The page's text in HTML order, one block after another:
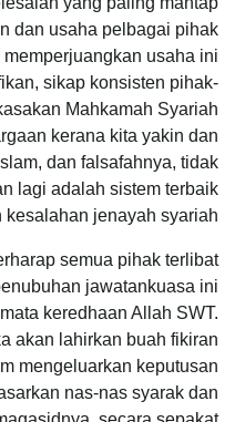
dan usaha pelbagai pihak
usaha ini
sikap konsisten pihak-
Mahkamah Syariah
kerana kita yakin dan
dan falsafahnya, tidak
lagi adalah sistem terbaik
jenayah syariah.
semua pihak terlibat
jawatankuasa ini
keredhaan Allah SWT.
akan lahirkan buah fikiran
mengeluarkan keputusan
nas-nas syarak dan